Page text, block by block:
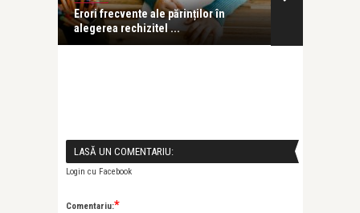
Erori frecvente ale părinților în
alegerea rechizitel ...
LASĂ UN COMENTARIU:
Login cu Facebook
Comentariu:*